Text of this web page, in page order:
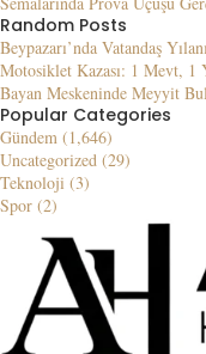
Random Posts
Beypazarı’nda Vatandaş
Motosiklet Kazası: 1 Mevt, 1
Bayan Meskeninde Meyyit
Popular Categories
Gündem (1,646)
Uncategorized (29)
Teknoloji (3)
Spor (2)